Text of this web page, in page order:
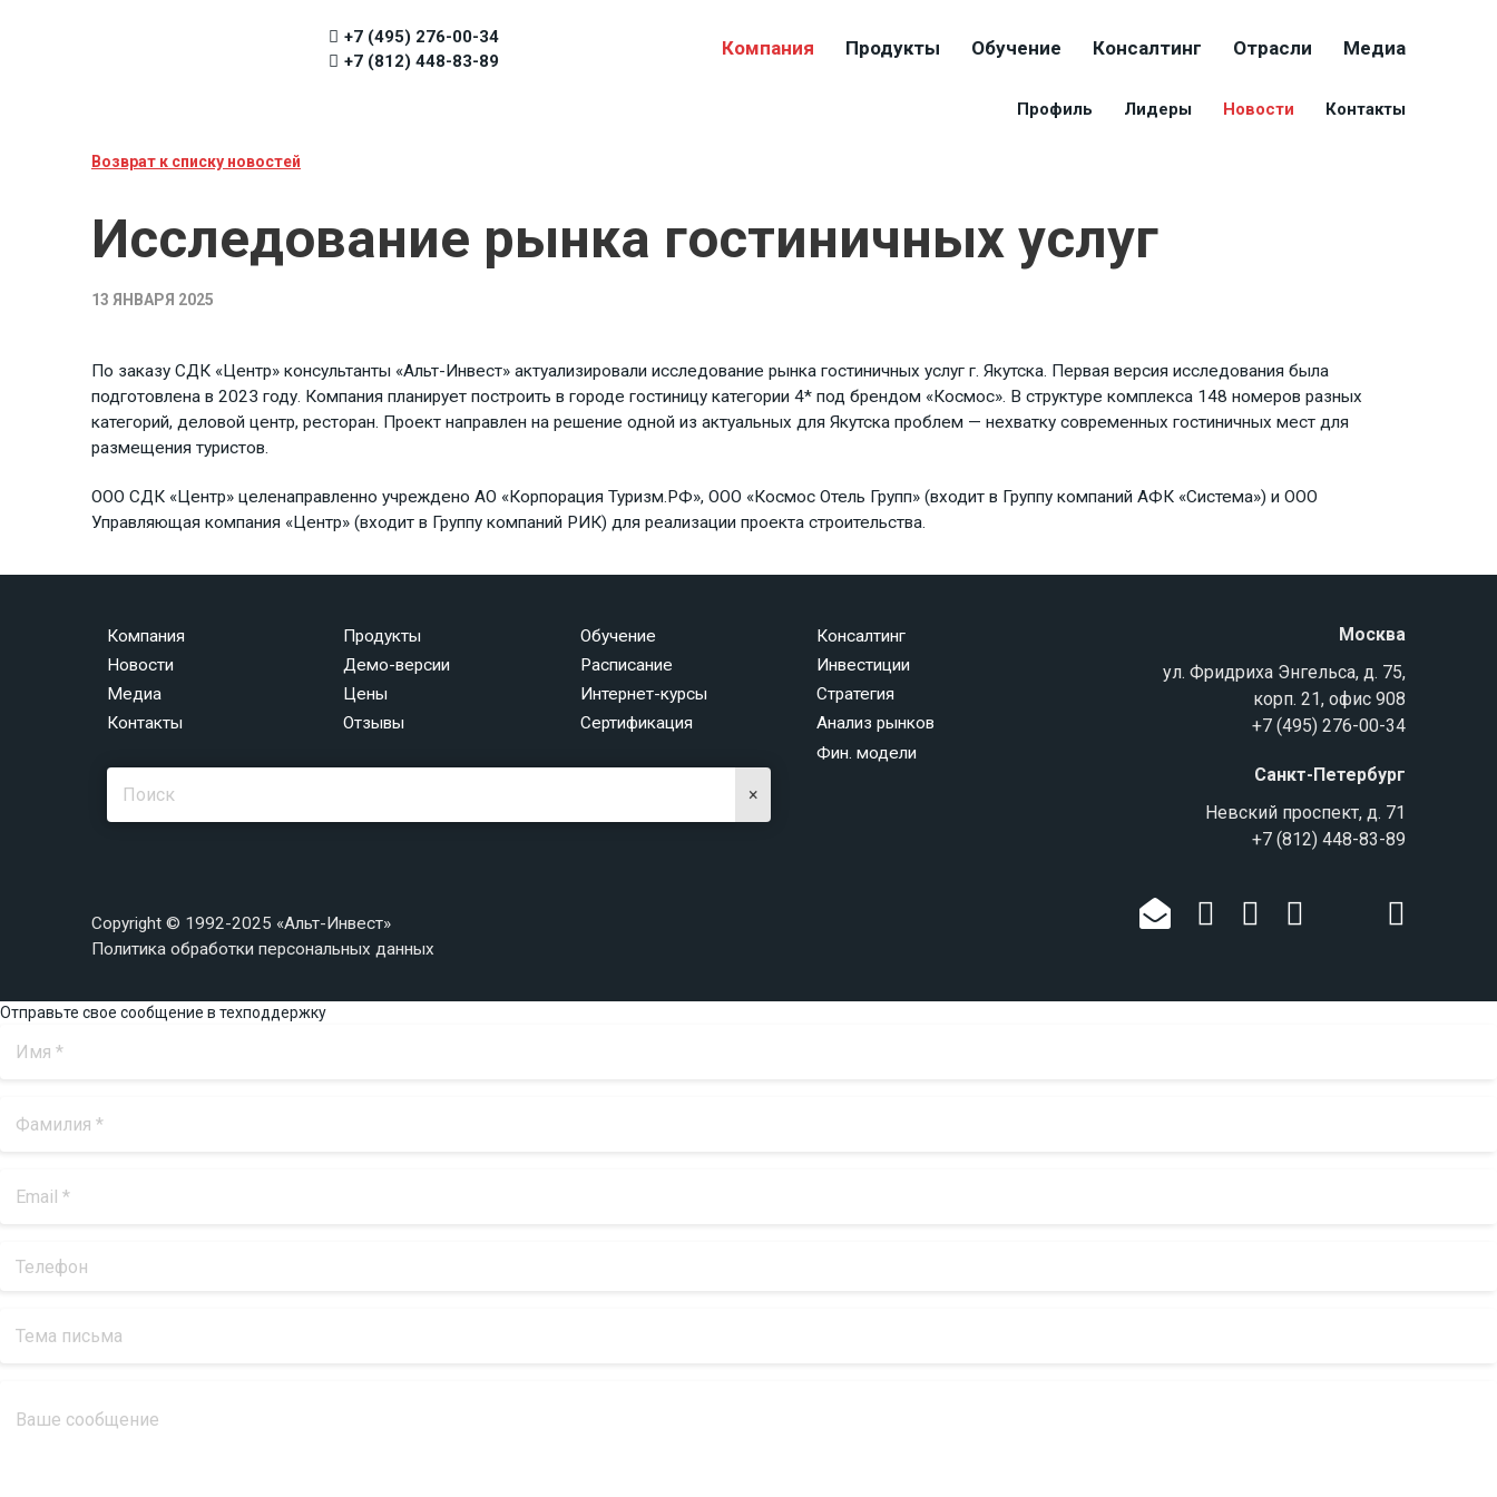
+7 (495) 276-00-34
+7 (812) 448-83-89
Компания Продукты Обучение Консалтинг Отрасли Медиа
Профиль Лидеры Новости Контакты
Возврат к списку новостей
Исследование рынка гостиничных услуг
13 ЯНВАРЯ 2025
По заказу СДК «Центр» консультанты «Альт-Инвест» актуализировали исследование рынка гостиничных услуг г. Якутска. Первая версия исследования была
подготовлена в 2023 году. Компания планирует построить в городе гостиницу категории 4* под брендом «Космос». В структуре комплекса 148 номеров разных
категорий, деловой центр, ресторан. Проект направлен на решение одной из актуальных для Якутска проблем — нехватку современных гостиничных мест для
размещения туристов.
ООО СДК «Центр» целенаправленно учреждено АО «Корпорация Туризм.РФ», ООО «Космос Отель Групп» (входит в Группу компаний АФК «Система») и ООО
Управляющая компания «Центр» (входит в Группу компаний РИК) для реализации проекта строительства.
Компания
Новости
Медиа
Контакты
Продукты
Демо-версии
Цены
Отзывы
Обучение
Расписание
Интернет-курсы
Сертификация
Консалтинг
Инвестиции
Стратегия
Анализ рынков
Фин. модели
×
Москва
ул. Фридриха Энгельса, д. 75,
корп. 21, офис 908
+7 (495) 276-00-34
Санкт-Петербург
Невский проспект, д. 71
+7 (812) 448-83-89
Copyright © 1992-2025 «Альт-Инвест»
Политика обработки персональных данных
Отправьте свое сообщение в техподдержку